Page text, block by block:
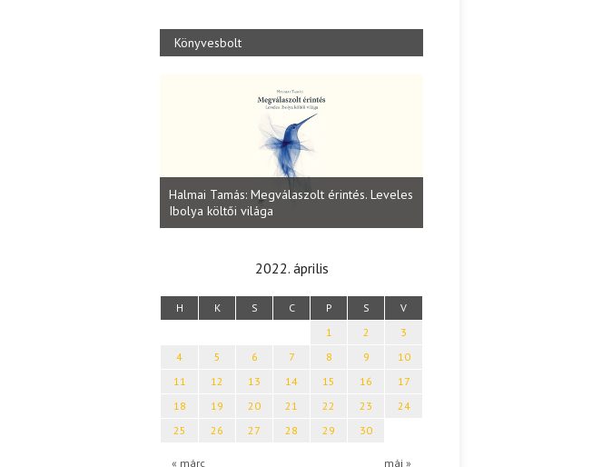
Könyvesbolt
Halmai Tamás: Megválaszolt érintés. Leveles
Ibolya költői világa
2022. április
H K S C P S V
« márc máj »
1 2
3
4
5 6 7 8 9
10
11
12 13 14 15 16
17
18
19 20 21 22 23
24
25
26 27 28 29 30